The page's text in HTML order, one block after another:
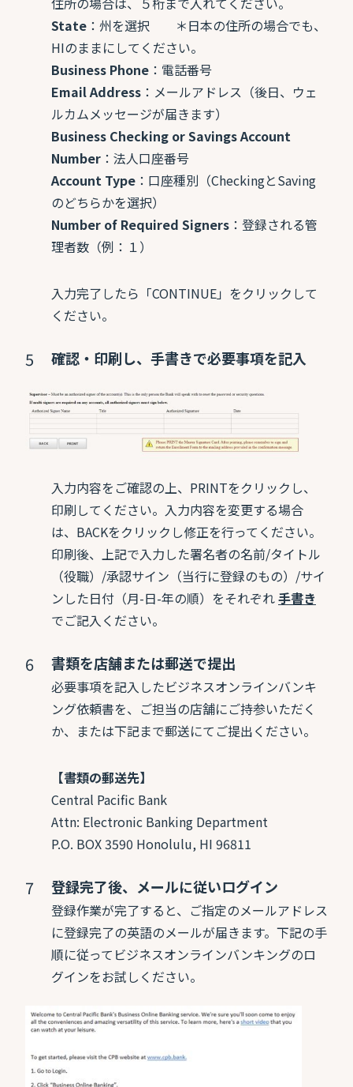
State ：州を選択
＊日本の住所の場合でも、
HIのままにしてください。
Business Phone ：電話番号
Email Address ：メールアドレス（後日、ウェ
ルカムメッセージが届きます）
Business Checking or Savings Account
Number ：法人口座番号
Account Type ：口座種別（CheckingとSaving
のどちらかを選択）
Number of Required Signers ：登録される管
理者数（例：１）
入力完了したら「CONTINUE」をクリックして
ください。
確認・印刷し、手書きで必要事項を記入
入力内容をご確認の上、PRINTをクリックし、
印刷してください。入力内容を変更する場合
は、BACKをクリックし修正を行ってください。
印刷後、上記で入力した署名者の名前/タイトル
（役職）/承認サイン（当行に登録のもの）/サイ
ンした日付（月-日-年の順）をそれぞれ手書き
でご記入ください。
書類を店舗または郵送で提出
必要事項を記入したビジネスオンラインバンキ
ング依頼書を、ご担当の店舗にご持参いただく
か、または下記まで郵送にてご提出ください。
【書類の郵送先】
Central Pacific Bank
Attn: Electronic Banking Department
P.O. BOX 3590 Honolulu, HI 96811
登録完了後、メールに従いログイン
登録作業が完了すると、ご指定のメールアドレス
に登録完了の英語のメールが届きます。下記の手
順に従ってビジネスオンラインバンキングのロ
グインをお試しください。